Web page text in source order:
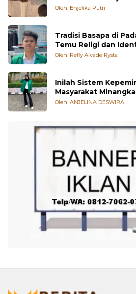
Puluh Kota
Oleh: Enjelika Putri
Tradisi Basapa di
Temu Religi dan
Oleh: Refly Alvade Rysta
Inilah Sistem
Masyarakat
Oleh: ANJELINA DESWIRA